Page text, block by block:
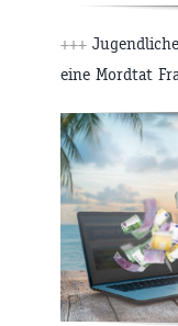
+++
eine Mordtat